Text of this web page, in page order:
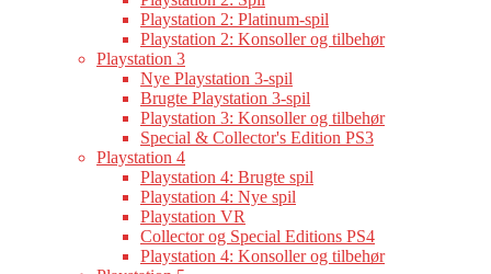
Playstation 2: Platinum-spil
Playstation 2: Konsoller og tilbehør
Playstation 3
Nye Playstation 3-spil
Brugte Playstation 3-spil
Playstation 3: Konsoller og tilbehør
Special & Collector's Edition PS3
Playstation 4
Playstation 4: Brugte spil
Playstation 4: Nye spil
Playstation VR
Collector og Special Editions PS4
Playstation 4: Konsoller og tilbehør